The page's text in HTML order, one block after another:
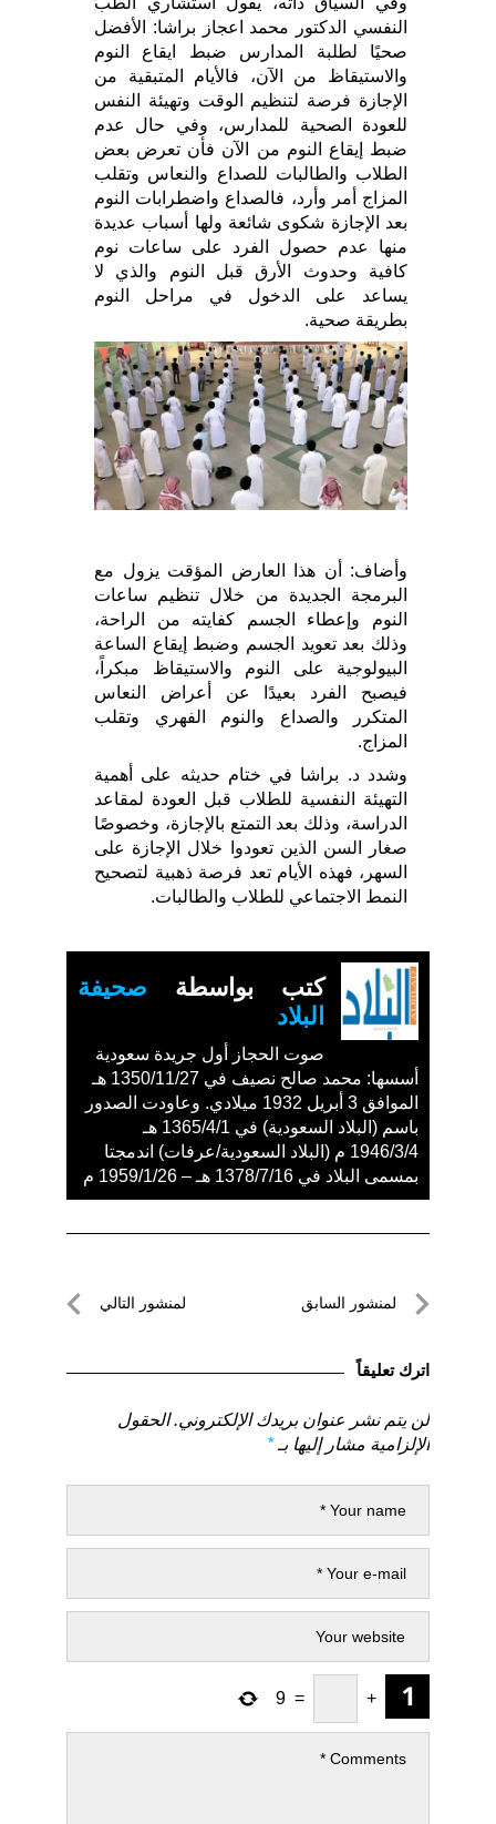
النفسي الدكتور محمد اعجاز براشا: الأفضل
صحيًا لطلبة المدارس ضبط ايقاع النوم
والاستيقاظ من الآن، فالأيام المتبقية من
الإجازة فرصة لتنظيم الوقت وتهيئة النفس
للعودة الصحية للمدارس، وفي حال عدم
ضبط إيقاع النوم من الآن فأن تعرض بعض
الطلاب والطالبات للصداع والنعاس وتقلب
المزاج أمر وأرد، فالصداع واضطرابات النوم
بعد الإجازة شكوى شائعة ولها أسباب عديدة
منها عدم حصول الفرد على ساعات نوم
كافية وحدوث الأرق قبل النوم والذي لا
يساعد على الدخول في مراحل النوم
بطريقة صحية.
وأضاف: أن هذا العارض المؤقت يزول مع
البرمجة الجديدة من خلال تنظيم ساعات
النوم وإعطاء الجسم كفايته من الراحة،
وذلك بعد تعويد الجسم وضبط إيقاع الساعة
البيولوجية على النوم والاستيقاظ مبكراً،
فيصبح الفرد بعيدًا عن أعراض النعاس
المتكرر والصداع والنوم الفهري وتقلب
المزاج.
وشدد د. براشا في ختام حديثه على أهمية
التهيئة النفسية للطلاب قبل العودة لمقاعد
الدراسة، وذلك بعد التمتع بالإجازة، وخصوصًا
صغار السن الذين تعودوا خلال الإجازة على
السهر، فهذه الأيام تعد فرصة ذهبية لتصحيح
النمط الاجتماعي للطلاب والطالبات.
كتب بواسطة صحيفة
البلاد
صوت الحجاز أول جريدة سعودية
أسسها: محمد صالح نصيف في 1350/11/27 هـ
الموافق 3 أبريل 1932 ميلادي. وعاودت الصدور
باسم (البلاد السعودية) في 1365/4/1 هـ
1946/3/4 م (البلاد السعودية/عرفات) اندمجتا
بمسمى البلاد في 1378/7/16 هـ – 1959/1/26 م
تصفّحلمنشور السابق
السابق
لمنشور التالي
اترك تعليقاً
لن يتم نشر عنوان بريدك الإلكتروني. الحقول
الإلزامية مشار إليها بـ*
+
=
9